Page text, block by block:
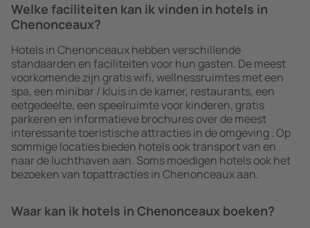
Welke faciliteiten kan ik vinden in hotels in
Chenonceaux?
Hotels in Chenonceaux hebben verschillende
standaarden en faciliteiten voor hun gasten. De meest
voorkomende zijn gratis wifi, wellnessruimtes met een
spa, een minibar / kluis in de kamer, restaurants, een
eetgedeelte, een speelruimte voor kinderen, gratis
parkeren en informatieve brochures over de meest
interessante toeristische attracties in de omgeving . Op
sommige locaties bieden hotels ook transport van en
naar de luchthaven aan. Soms moedigen hotels ook het
bezoeken van topattracties in Chenonceaux aan.
Waar kan ik hotels in Chenonceaux boeken?